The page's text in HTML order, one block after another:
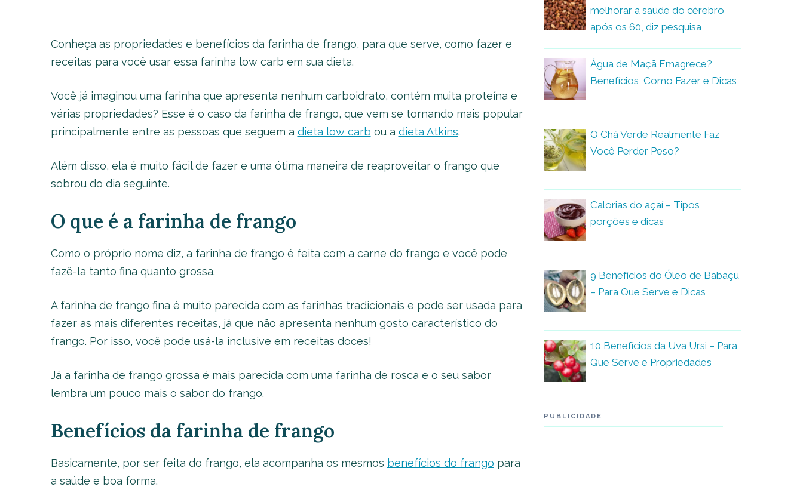
Conheça as propriedades e benefícios da farinha de frango, para que serve, como fazer e
receitas para você usar essa farinha low carb em sua dieta.
Você já imaginou uma farinha que apresenta nenhum carboidrato, contém muita proteína e
várias propriedades? Esse é o caso da farinha de frango, que vem se tornando mais popular
principalmente entre as pessoas que seguem a dieta low carb ou a dieta Atkins.
Além disso, ela é muito fácil de fazer e uma ótima maneira de reaproveitar o frango que
sobrou do dia seguinte.
O que é a farinha de frango
Como o próprio nome diz, a farinha de frango é feita com a carne do frango e você pode
fazê-la tanto fina quanto grossa.
A farinha de frango fina é muito parecida com as farinhas tradicionais e pode ser usada para
fazer as mais diferentes receitas, já que não apresenta nenhum gosto característico do
frango. Por isso, você pode usá-la inclusive em receitas doces!
Já a farinha de frango grossa é mais parecida com uma farinha de rosca e o seu sabor
lembra um pouco mais o sabor do frango.
Benefícios da farinha de frango
Basicamente, por ser feita do frango, ela acompanha os mesmos benefícios do frango para
a saúde e boa forma.
melhorar a saúde do cérebro
após os 60, diz pesquisa
Água de Maçã Emagrece?
Benefícios, Como Fazer e Dicas
O Chá Verde Realmente Faz
Você Perder Peso?
Calorias do açaí – Tipos,
porções e dicas
9 Benefícios do Óleo de Babaçu
– Para Que Serve e Dicas
10 Benefícios da Uva Ursi – Para
Que Serve e Propriedades
PUBLICIDADE